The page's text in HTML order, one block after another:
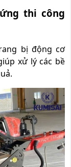
thi công
bị động cơ
xử lý các bề